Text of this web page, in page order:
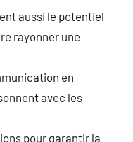
aussi le potentiel
rayonner une
en
avec les
pour garantir la